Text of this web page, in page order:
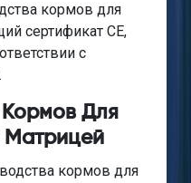
кормов для
сертификат CE,
с
Кормов Для
Матрицей
кормов для